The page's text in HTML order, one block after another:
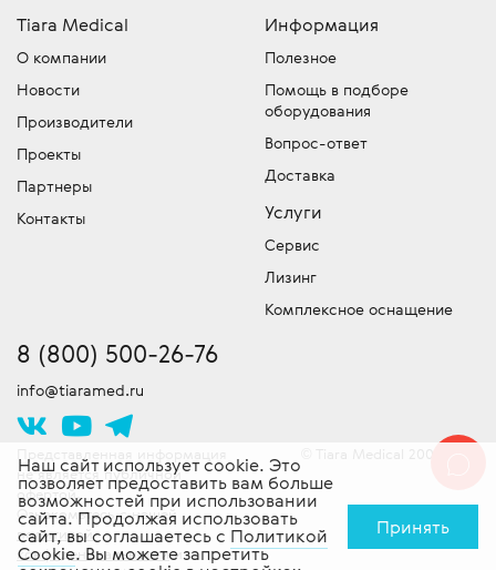
Tiara Medical
О компании
Новости
Производители
Проекты
Партнеры
Контакты
Информация
Полезное
Помощь в подборе
оборудования
Вопрос-ответ
Доставка
Услуги
Сервис
Лизинг
Комплексное оснащение
8 (800) 500-26-76
info@tiaramed.ru
не является публичной
офертой.
Ознакомьтесь с нашей
политикой
конфиденциальностии
Наш сайт использует cookie. Это
позволяет предоставить вам больше
возможностей при использовании
сайта. Продолжая использовать
сайт, вы соглашаетесь с Политикой
Cookie. Вы можете запретить
Принять